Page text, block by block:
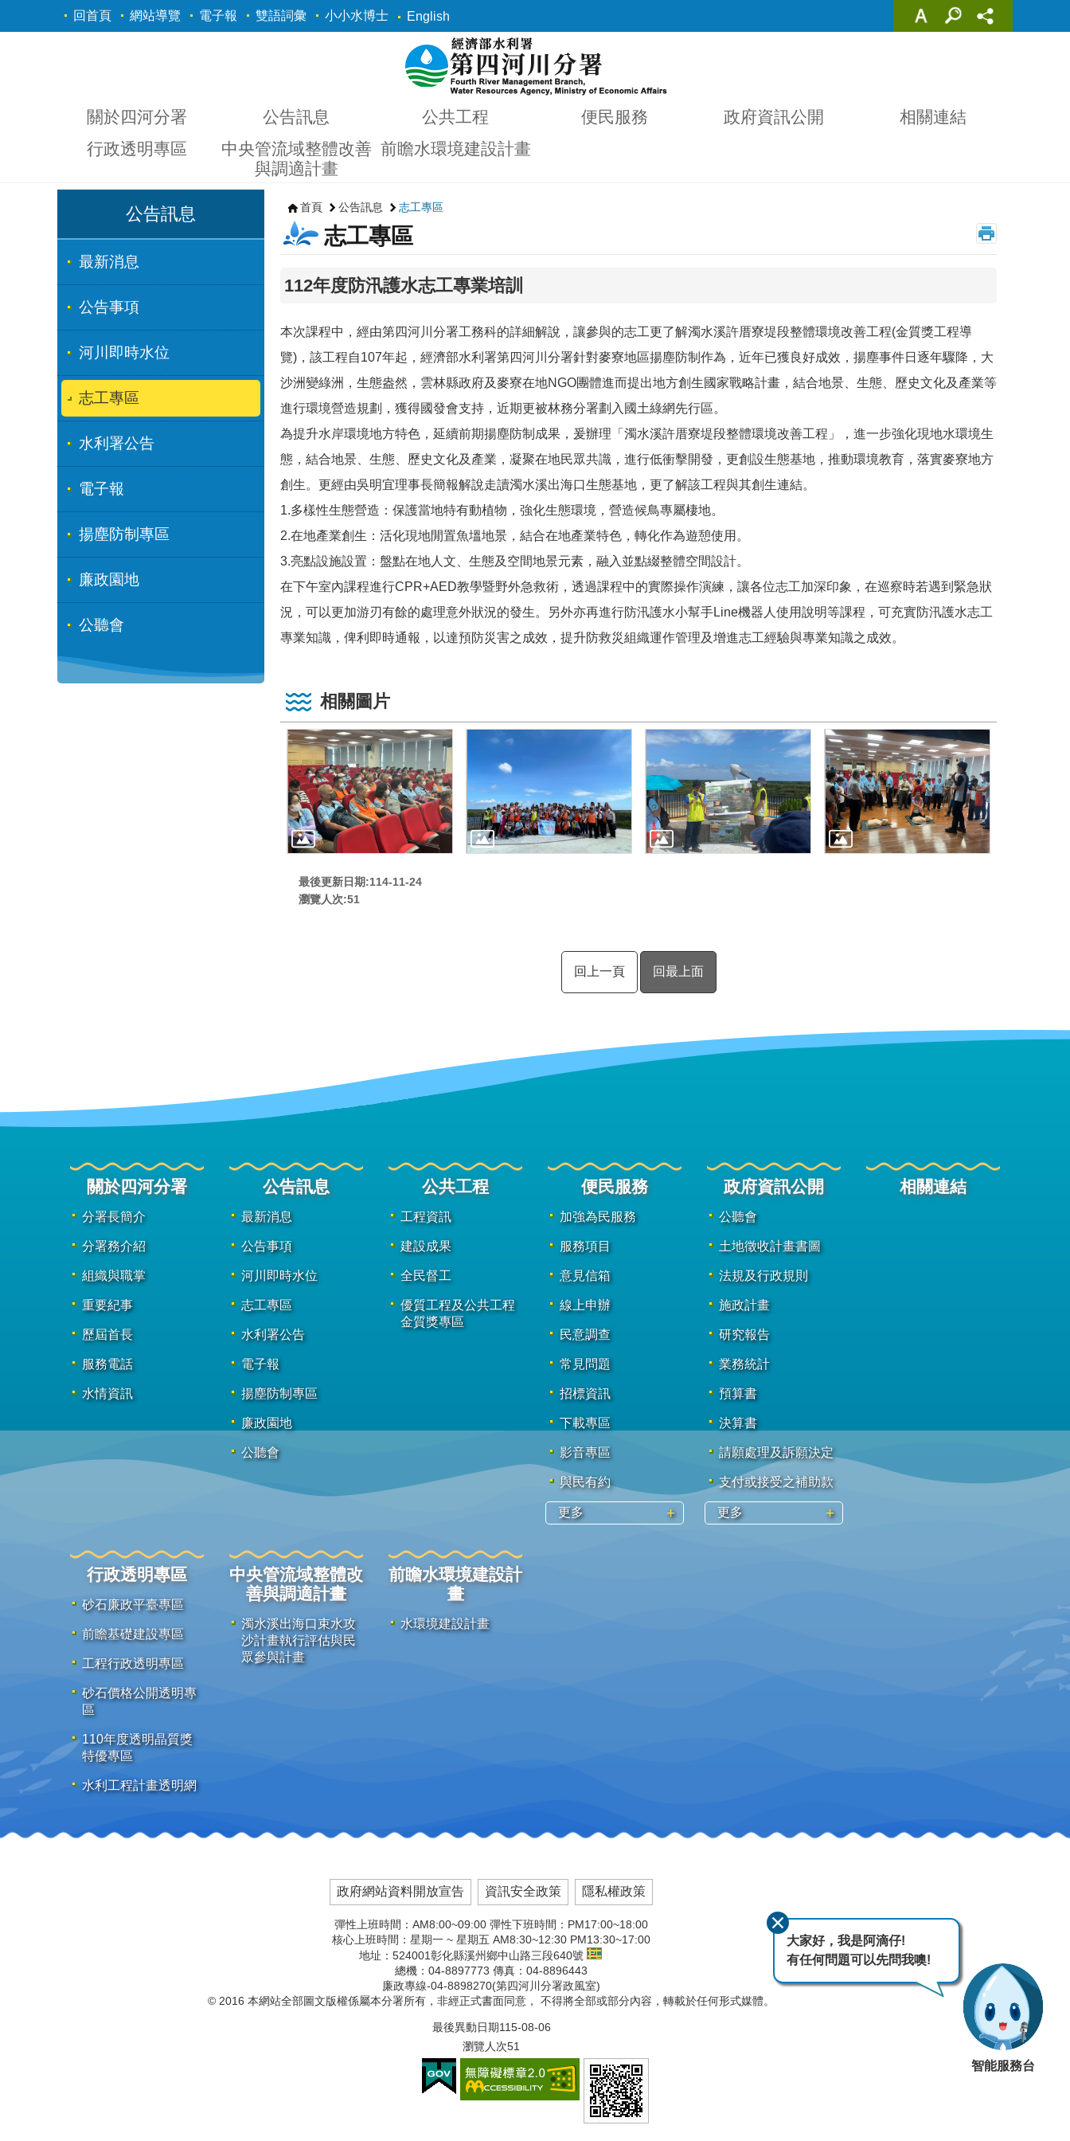
跳到主要內容區塊
回首頁 網站導覽 電子報 雙語詞彙 小小水博士 English
關於四河分署 公告訊息 公共工程 便民服務 政府資訊公開
相關連結
行政透明專區
中央管流域整體改善
與調適計畫
前瞻水環境建設計畫
公告訊息
最新消息
公告事項
河川即時水位
志工專區
水利署公告
電子報
揚塵防制專區
廉政園地
公聽會
首頁 公告訊息 志工專區
志工專區
112年度防汛護水志工專業培訓
本次課程中，經由第四河川分署工務科的詳細解說，讓參與的志工更了解濁水溪許厝寮堤段整體環境改善工程(金質獎工程導
覽)，該工程自107年起，經濟部水利署第四河川分署針對麥寮地區揚塵防制作為，近年已獲良好成效，揚塵事件日逐年驟降，大
沙洲變綠洲，生態盎然，雲林縣政府及麥寮在地NGO團體進而提出地方創生國家戰略計畫，結合地景、生態、歷史文化及產業等
進行環境營造規劃，獲得國發會支持，近期更被林務分署劃入國土綠網先行區。
為提升水岸環境地方特色，延續前期揚塵防制成果，爰辦理「濁水溪許厝寮堤段整體環境改善工程」，進一步強化現地水環境生
態，結合地景、生態、歷史文化及產業，凝聚在地民眾共識，進行低衝擊開發，更創設生態基地，推動環境教育，落實麥寮地方
創生。更經由吳明宜理事長簡報解說走讀濁水溪出海口生態基地，更了解該工程與其創生連結。
1.多樣性生態營造：保護當地特有動植物，強化生態環境，營造候鳥專屬棲地。
2.在地產業創生：活化現地閒置魚塭地景，結合在地產業特色，轉化作為遊憩使用。
3.亮點設施設置：盤點在地人文、生態及空間地景元素，融入並點綴整體空間設計。
在下午室內課程進行CPR+AED教學暨野外急救術，透過課程中的實際操作演練，讓各位志工加深印象，在巡察時若遇到緊急狀
況，可以更加游刃有餘的處理意外狀況的發生。另外亦再進行防汛護水小幫手Line機器人使用說明等課程，可充實防汛護水志工
專業知識，俾利即時通報，以達預防災害之成效，提升防救災組織運作管理及增進志工經驗與專業知識之成效。
相關圖片
最後更新日期:114-11-24
瀏覽人次:51
回上一頁 回最上面
關於四河分署
分署長簡介
分署務介紹
組織與職掌
重要紀事
歷屆首長
服務電話
水情資訊
公告訊息
最新消息
公告事項
河川即時水位
志工專區
水利署公告
電子報
揚塵防制專區
廉政園地
公聽會
公共工程
工程資訊
建設成果
全民督工
優質工程及公共工程
金質獎專區
便民服務
加強為民服務
服務項目
意見信箱
線上申辦
民意調查
常見問題
招標資訊
下載專區
影音專區
與民有約
更多
政府資訊公開
公聽會
土地徵收計畫書圖
法規及行政規則
施政計畫
研究報告
業務統計
預算書
決算書
請願處理及訴願決定
支付或接受之補助款
更多
相關連結
行政透明專區
砂石廉政平臺專區
前瞻基礎建設專區
工程行政透明專區
砂石價格公開透明專
區
110年度透明晶質獎
特優專區
水利工程計畫透明網
中央管流域整體改
善與調適計畫
濁水溪出海口束水攻
沙計畫執行評估與民
眾參與計畫
前瞻水環境建設計
畫
水環境建設計畫
政府網站資料開放宣告 資訊安全政策 隱私權政策
彈性上班時間：AM8:00~09:00 彈性下班時間：PM17:00~18:00
核心上班時間：星期一 ~ 星期五 AM8:30~12:30 PM13:30~17:00
地址：524001彰化縣溪州鄉中山路三段640號
總機：04-8897773 傳真：04-8896443
廉政專線-04-8898270(第四河川分署政風室)
© 2016 本網站全部圖文版權係屬本分署所有，非經正式書面同意， 不得將全部或部分內容，轉載於任何形式媒體。
最後異動日期115-08-06
瀏覽人次51
大家好，我是阿滴仔!
有任何問題可以先問我噢!
智能服務台